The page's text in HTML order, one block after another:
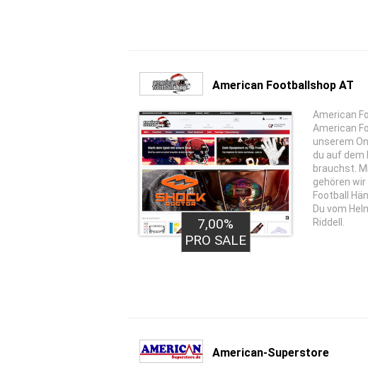
American Footballshop AT
7,00%
PRO SALE
American
American
unserem
du auf dem
brauchst.
gehören
Football
Du vom
Riddell.
American-Superstore